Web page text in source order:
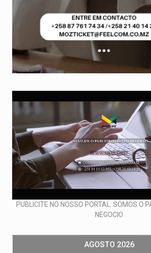
PUBLICITE NO NOSSO PORTAL: SOMOS O
NEGOCIO
AGOSTO 2026